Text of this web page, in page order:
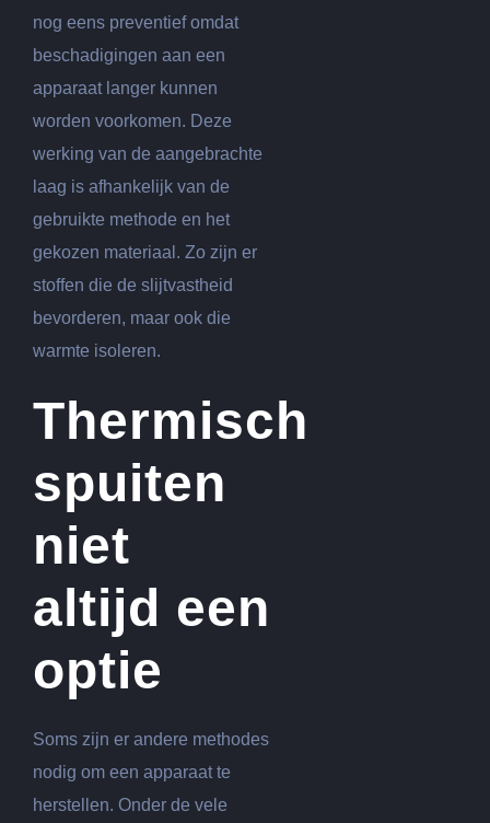
nog eens preventief omdat
beschadigingen aan een
apparaat langer kunnen
worden voorkomen. Deze
werking van de aangebrachte
laag is afhankelijk van de
gebruikte methode en het
gekozen materiaal. Zo zijn er
stoffen die de slijtvastheid
bevorderen, maar ook die
warmte isoleren.
Thermisch
spuiten
niet
altijd een
optie
Soms zijn er andere methodes
nodig om een apparaat te
herstellen. Onder de vele